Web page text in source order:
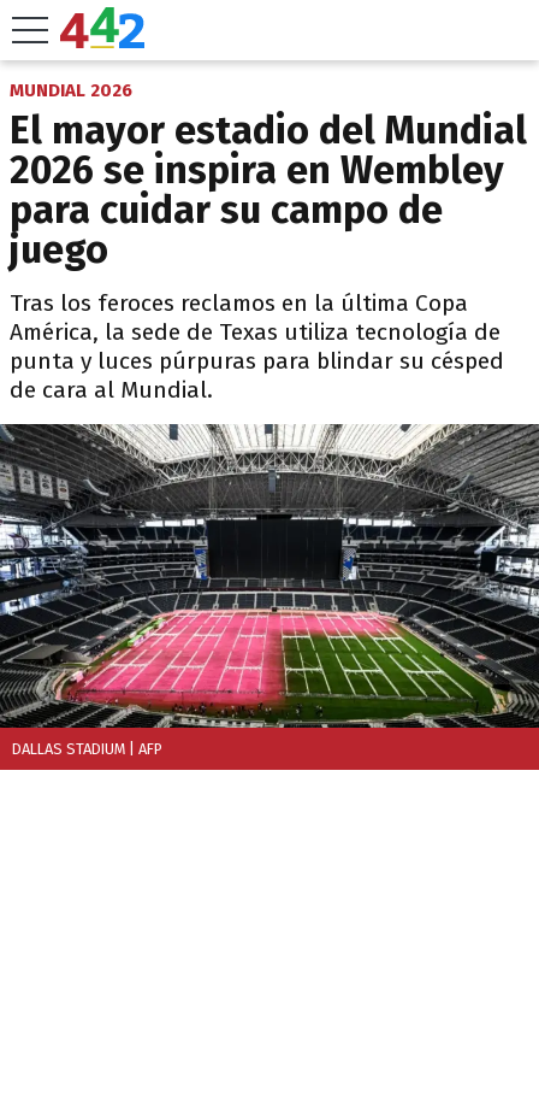
MUNDIAL 2026
El mayor estadio del Mundial
2026 se inspira en Wembley
para cuidar su campo de
juego
Tras los feroces reclamos en la última Copa
América, la sede de Texas utiliza tecnología de
punta y luces púrpuras para blindar su césped
de cara al Mundial.
DALLAS STADIUM | AFP